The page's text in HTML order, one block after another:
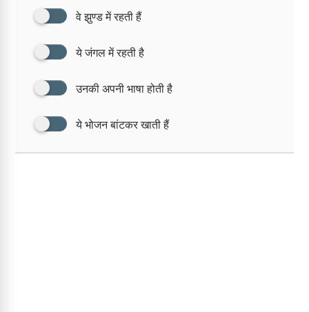
वे झुण्ड में रहती हैं
ये जंगल में रहती है
उनकी अपनी भाषा होती है
ये भोजन बांटकर खाती हैं